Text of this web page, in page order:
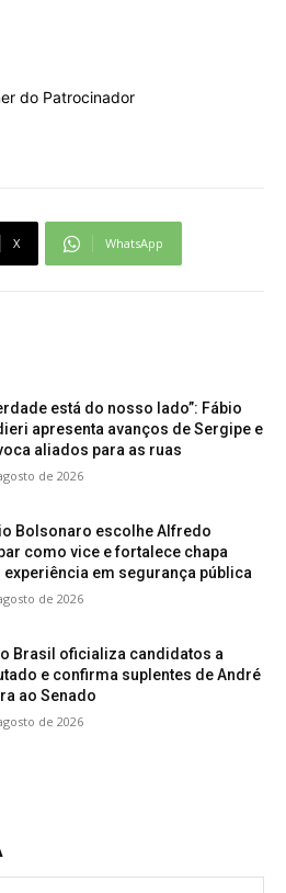
X WhatsApp
está do nosso lado”: Fábio
apresenta avanços de Sergipe e
aliados para as ruas
de 2026
Bolsonaro escolhe Alfredo
como vice e fortalece chapa
experiência em segurança pública
de 2026
Brasil oficializa candidatos a
e confirma suplentes de André
ao Senado
de 2026